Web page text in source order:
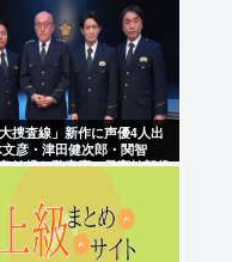
大捜査線」新作に声優4人出
彦・津田健次郎・関智
健児ら警察庁の最高幹部役